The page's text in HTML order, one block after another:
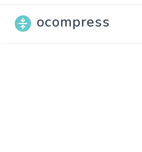
ocompress